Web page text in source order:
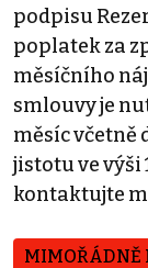
podpisu
poplatek za
měsíčního
smlouvy je
měsíc včetně
jistotu ve výši
kontaktujte
MIMOŘÁDNĚ